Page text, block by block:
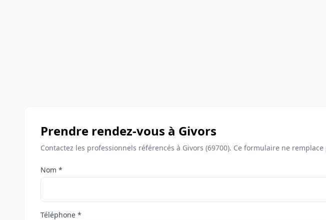
Prendre rendez-vous à Givors
Contactez les professionnels référencés à Givors (69700). Ce formulaire ne
Nom *
Téléphone *